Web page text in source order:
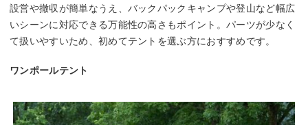
設営や撤収が簡単なうえ、バックパックキャンプや登山など幅広
いシーンに対応できる万能性の高さもポイント。パーツが少なく
て扱いやすいため、初めてテントを選ぶ方におすすめです。
ワンポールテント